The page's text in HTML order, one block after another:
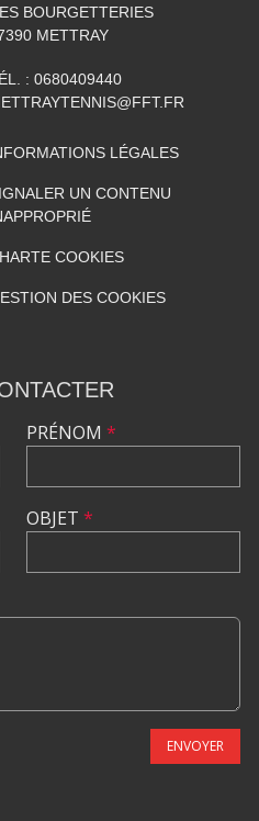
BOURGETTERIES
METTRAY
: 0680409440
LÉGALES
UN CONTENU
COOKIES
DES COOKIES
PRÉNOM *
OBJET *
ENVOYER